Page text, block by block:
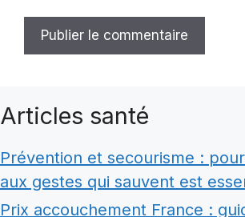
Articles santé
Prévention et secourisme :
aux gestes qui sauvent est
Prix accouchement France :